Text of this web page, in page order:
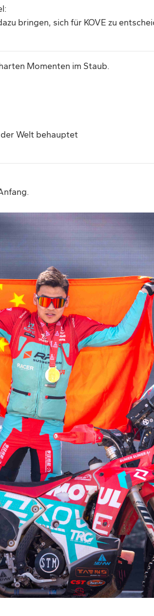
bringen, sich für KOVE zu
Momenten im Staub.
Welt behauptet